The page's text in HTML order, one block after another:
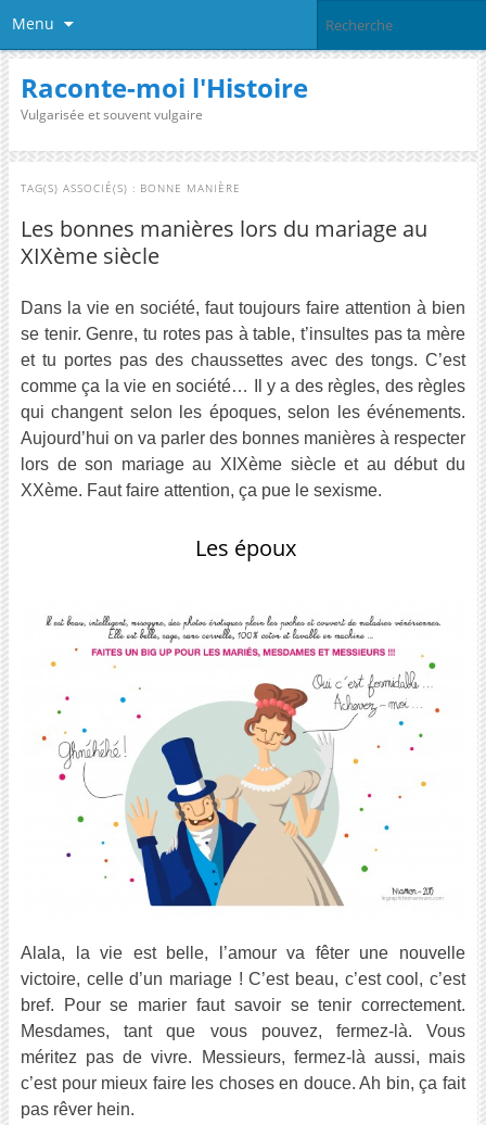
Menu
Raconte-moi l'Histoire
Vulgarisée et souvent vulgaire
TAG(S) ASSOCIÉ(S) : BONNE MANIÈRE
Les bonnes manières lors du mariage au
XIXème siècle
Dans la vie en société, faut toujours faire attention à bien
se tenir. Genre, tu rotes pas à table, t’insultes pas ta mère
et tu portes pas des chaussettes avec des tongs. C’est
comme ça la vie en société… Il y a des règles, des règles
qui changent selon les époques, selon les événements.
Aujourd’hui on va parler des bonnes manières à respecter
lors de son mariage au XIXème siècle et au début du
XXème. Faut faire attention, ça pue le sexisme.
Les époux
Alala, la vie est belle, l’amour va fêter une nouvelle
victoire, celle d’un mariage ! C’est beau, c’est cool, c’est
bref. Pour se marier faut savoir se tenir correctement.
Mesdames, tant que vous pouvez, fermez-là. Vous
méritez pas de vivre. Messieurs, fermez-là aussi, mais
c’est pour mieux faire les choses en douce. Ah bin, ça fait
pas rêver hein.